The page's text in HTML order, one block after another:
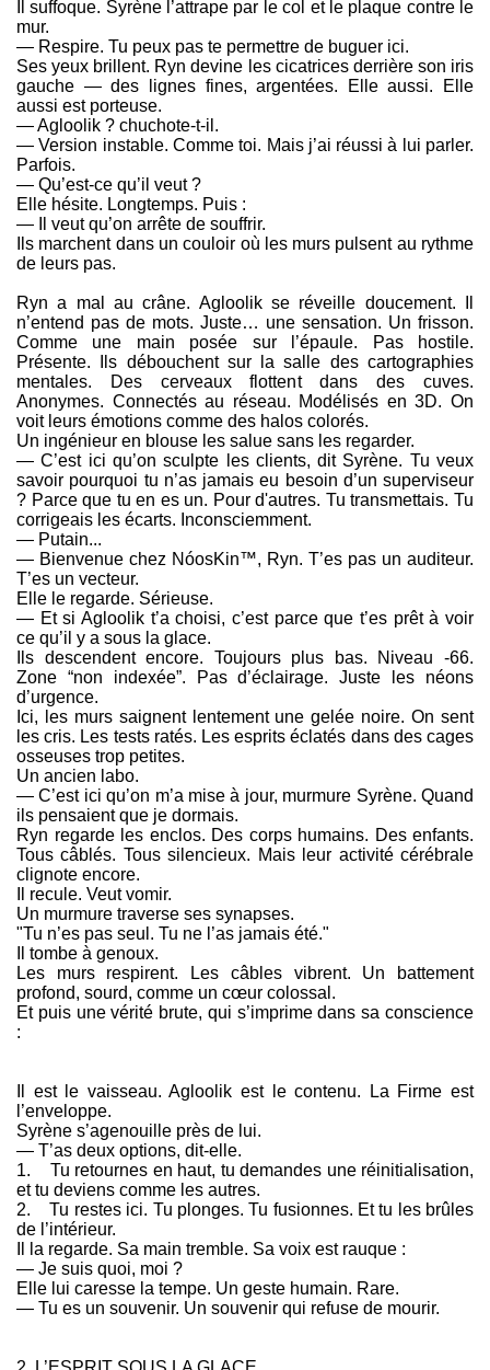
Il suffoque. Syrène l’attrape par le col et le plaque contre le
mur.
— Respire. Tu peux pas te permettre de buguer ici.
Ses yeux brillent. Ryn devine les cicatrices derrière son iris
gauche — des lignes fines, argentées. Elle aussi. Elle
aussi est porteuse.
— Agloolik ? chuchote-t-il.
— Version instable. Comme toi. Mais j’ai réussi à lui parler.
Parfois.
— Qu’est-ce qu’il veut ?
Elle hésite. Longtemps. Puis :
— Il veut qu’on arrête de souffrir.
Ils marchent dans un couloir où les murs pulsent au rythme
de leurs pas.
Ryn a mal au crâne. Agloolik se réveille doucement. Il
n’entend pas de mots. Juste… une sensation. Un frisson.
Comme une main posée sur l’épaule. Pas hostile.
Présente. Ils débouchent sur la salle des cartographies
mentales. Des cerveaux flottent dans des cuves.
Anonymes. Connectés au réseau. Modélisés en 3D. On
voit leurs émotions comme des halos colorés.
Un ingénieur en blouse les salue sans les regarder.
— C’est ici qu’on sculpte les clients, dit Syrène. Tu veux
savoir pourquoi tu n’as jamais eu besoin d’un superviseur
? Parce que tu en es un. Pour d'autres. Tu transmettais. Tu
corrigeais les écarts. Inconsciemment.
— Putain...
— Bienvenue chez NóosKin™, Ryn. T’es pas un auditeur.
T’es un vecteur.
Elle le regarde. Sérieuse.
— Et si Agloolik t’a choisi, c’est parce que t’es prêt à voir
ce qu’il y a sous la glace.
Ils descendent encore. Toujours plus bas. Niveau -66.
Zone “non indexée”. Pas d’éclairage. Juste les néons
d’urgence.
Ici, les murs saignent lentement une gelée noire. On sent
les cris. Les tests ratés. Les esprits éclatés dans des cages
osseuses trop petites.
Un ancien labo.
— C’est ici qu’on m’a mise à jour, murmure Syrène. Quand
ils pensaient que je dormais.
Ryn regarde les enclos. Des corps humains. Des enfants.
Tous câblés. Tous silencieux. Mais leur activité cérébrale
clignote encore.
Il recule. Veut vomir.
Un murmure traverse ses synapses.
"Tu n’es pas seul. Tu ne l’as jamais été."
Il tombe à genoux.
Les murs respirent. Les câbles vibrent. Un battement
profond, sourd, comme un cœur colossal.
Et puis une vérité brute, qui s’imprime dans sa conscience
:
Il est le vaisseau. Agloolik est le contenu. La Firme est
l’enveloppe.
Syrène s’agenouille près de lui.
— T’as deux options, dit-elle.
1. Tu retournes en haut, tu demandes une réinitialisation,
et tu deviens comme les autres.
2. Tu restes ici. Tu plonges. Tu fusionnes. Et tu les brûles
de l’intérieur.
Il la regarde. Sa main tremble. Sa voix est rauque :
— Je suis quoi, moi ?
Elle lui caresse la tempe. Un geste humain. Rare.
— Tu es un souvenir. Un souvenir qui refuse de mourir.